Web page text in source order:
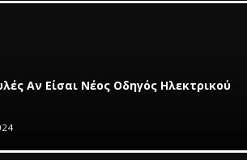
Αν Είσαι Νέος Οδηγός Ηλεκτρικού